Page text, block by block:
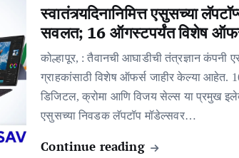
स्वातंत्र्यदिनानिमित्त एसुसच्या
सवलत; 16 ऑगस्टपर्यंत विशेष
कोल्हापूर, : तैवानची आघाडीची तंत्रज्ञान कंपनी
ग्राहकांसाठी विशेष ऑफर्स जाहीर केल्या आहेत.
डिजिटल, क्रोमा आणि विजय सेल्स या प्रमुख
एसुसच्या निवडक लॅपटॉप मॉडेल्सवर…
Continue reading